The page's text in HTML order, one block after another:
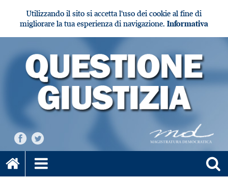
Utilizzando il sito si accetta l'uso dei cookie al fine di
migliorare la tua esperienza di navigazione. Informativa